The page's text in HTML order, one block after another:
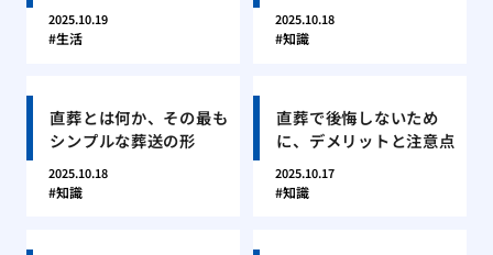
2025.10.19
生活
2025.10.18
知識
直葬とは何か、その最も
シンプルな葬送の形
2025.10.18
知識
直葬で後悔しないため
に、デメリットと注意点
2025.10.17
知識